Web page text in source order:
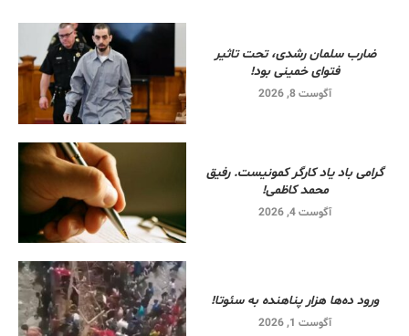
ضارب سلمان رشدی، تحت تاثیر
فتوای خمینی بود!
آگوست 8, 2026
گرامی باد یاد کارگر کمونیست. رفیق
محمد کاظمی!
آگوست 4, 2026
ورود ده‌ها هزار پناهنده به سئوتا!
آگوست 1, 2026